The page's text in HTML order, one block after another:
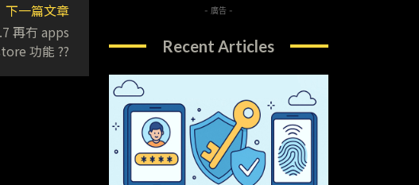
下一篇文章
再冇 apps
功能 ??
- 廣告 -
Recent Articles